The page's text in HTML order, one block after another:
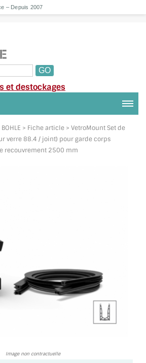
– Depuis 2007
et destockages
CONNECTER
AU M2
UTILISATION
NOUVEAUTÉS
BROSSÉ
> Fiche article > VetroMount Set de
verre 88.4 / joint) pour garde corps
recouvrement 2500 mm
Image non contractuelle